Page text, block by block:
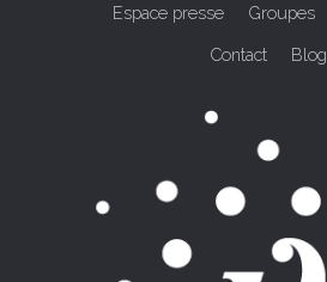
Espace presse Groupes
Contact Blog